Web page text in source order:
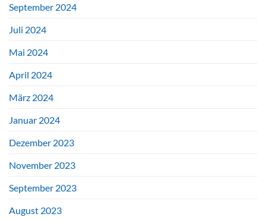
September 2024
Juli 2024
Mai 2024
April 2024
März 2024
Januar 2024
Dezember 2023
November 2023
September 2023
August 2023